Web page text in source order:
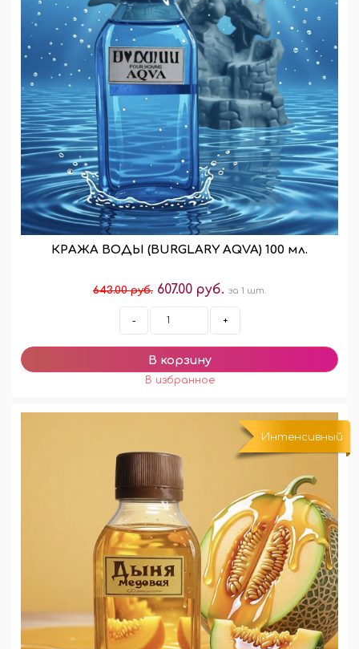
КРАЖА ВОДЫ (BURGLARY AQVA) 100 мл.
643.00 руб. 607.00 руб. за 1 шт.
- +
Интенсивный